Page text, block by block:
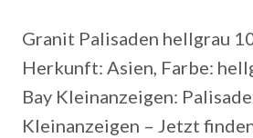
Granit Palisaden hellgrau
Herkunft: Asien, Farbe:
Bay Kleinanzeigen:
Kleinanzeigen – Jetzt